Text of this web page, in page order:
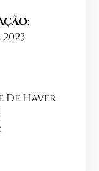
De Haver